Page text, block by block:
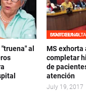
al
DOCTORA ALTAGRACIA GUZMÁN MARCELINO
MS exhorta
completar
de
atención
July 19, 2017